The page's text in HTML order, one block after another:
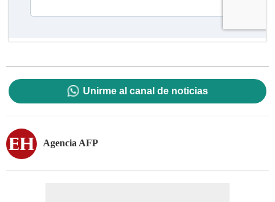
Unirme al canal de noticias
Agencia AFP